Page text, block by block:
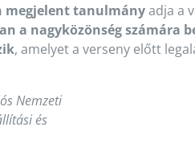
megjelent tanulmányadja a
a nagyközönség számára
, amelyet a verseny előtt
Nemzeti
és